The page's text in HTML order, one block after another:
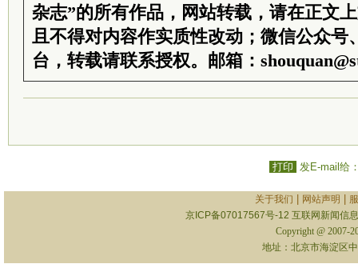
杂志”的所有作品，网站转载，请在正文
且不得对内容作实质性改动；微信公众号
台，转载请联系授权。邮箱：
打印 发E-mail给
关于我们 网站声明
京ICP备07017567号-12 互联网新闻信
Copyright @ 2007-
地址：北京市海淀区